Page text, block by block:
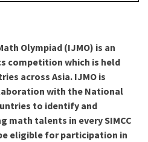
Olympiad (IJMO) is an
competition which is held
across Asia. IJMO is
with the National
to identify and
math talents in every SIMCC
eligible for participation in